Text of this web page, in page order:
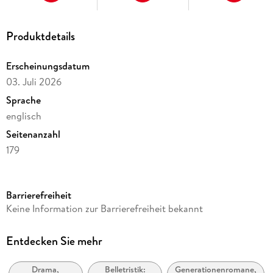
Produktdetails
Erscheinungsdatum
03. Juli 2026
Sprache
englisch
Seitenanzahl
179
Reihe
Autor/Autorin
Barrierefreiheit
Keine Information zur Barrierefreiheit bekannt
Entdecken Sie mehr
Drama,
Belletristik:
Generationenromane,